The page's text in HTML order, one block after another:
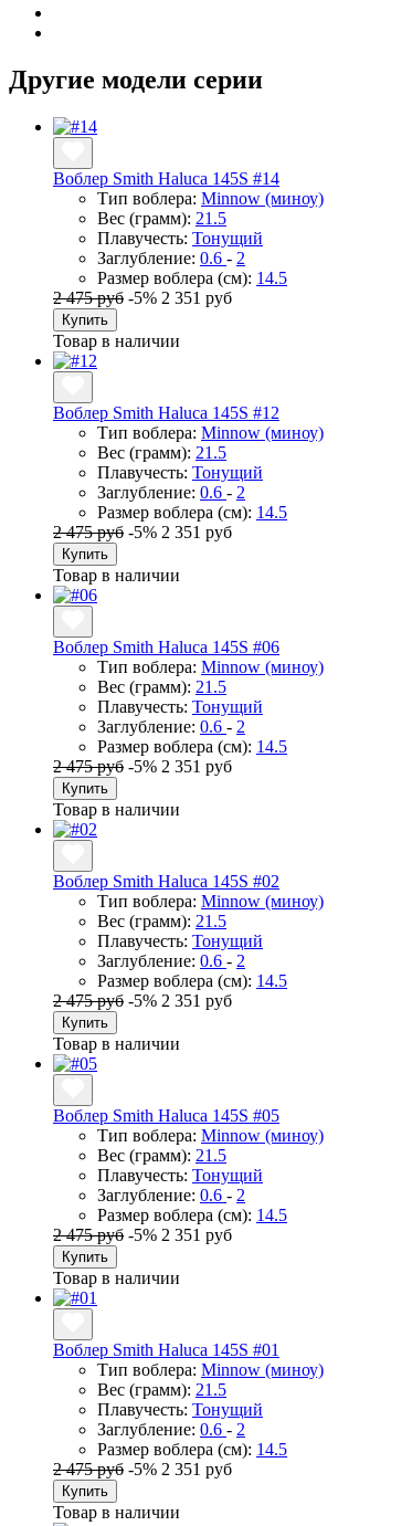
Другие модели серии
Воблер Smith Haluca 145S #14
Тип воблера: Minnow (миноу)
Вес (грамм): 21.5
Плавучесть: Тонущий
Заглубление: 0.6 - 2
Размер воблера (см): 14.5
2 475 руб -5% 2 351 руб
Купить
Товар в наличии
Воблер Smith Haluca 145S #12
Тип воблера: Minnow (миноу)
Вес (грамм): 21.5
Плавучесть: Тонущий
Заглубление: 0.6 - 2
Размер воблера (см): 14.5
2 475 руб -5% 2 351 руб
Купить
Товар в наличии
Воблер Smith Haluca 145S #06
Тип воблера: Minnow (миноу)
Вес (грамм): 21.5
Плавучесть: Тонущий
Заглубление: 0.6 - 2
Размер воблера (см): 14.5
2 475 руб -5% 2 351 руб
Купить
Товар в наличии
Воблер Smith Haluca 145S #02
Тип воблера: Minnow (миноу)
Вес (грамм): 21.5
Плавучесть: Тонущий
Заглубление: 0.6 - 2
Размер воблера (см): 14.5
2 475 руб -5% 2 351 руб
Купить
Товар в наличии
Воблер Smith Haluca 145S #05
Тип воблера: Minnow (миноу)
Вес (грамм): 21.5
Плавучесть: Тонущий
Заглубление: 0.6 - 2
Размер воблера (см): 14.5
2 475 руб -5% 2 351 руб
Купить
Товар в наличии
Воблер Smith Haluca 145S #01
Тип воблера: Minnow (миноу)
Вес (грамм): 21.5
Плавучесть: Тонущий
Заглубление: 0.6 - 2
Размер воблера (см): 14.5
2 475 руб -5% 2 351 руб
Купить
Товар в наличии